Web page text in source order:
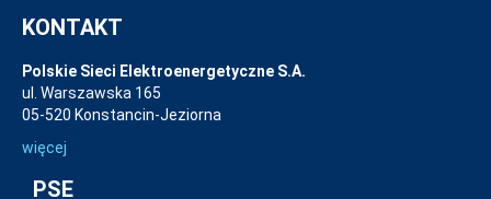
KONTAKT
Polskie Sieci Elektroenergetyczne S.A.
ul. Warszawska 165
05-520 Konstancin-Jeziorna
więcej
PSE